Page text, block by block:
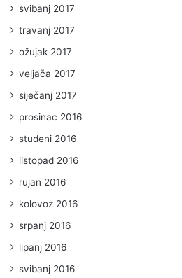
svibanj 2017
travanj 2017
ožujak 2017
veljača 2017
siječanj 2017
prosinac 2016
studeni 2016
listopad 2016
rujan 2016
kolovoz 2016
srpanj 2016
lipanj 2016
svibanj 2016